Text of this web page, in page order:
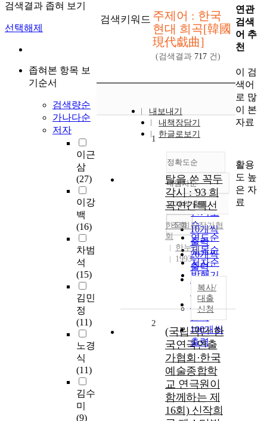
검색결과 좁혀 보기
선택해제
좁혀본 항목 보
기순서
검색량순
가나다순
저자
이근
삼
(27)
이강
백
(16)
차범
석
(15)
김민
정
(11)
노경
식
(11)
김수
미
(9)
검색키워드 주제어 : 한국
현대 희곡[韓國
現代戱曲]
(검색결과 717 건)
내보내기
내책장담기
한글로보기
정확도순
정확도
순
인기도
순
연도순
제목순
저자순
발행기
관순
내림차순
내림차순
10개씩 출력
10개씩
출력
20개씩
출력
30개씩
출력
50개씩
출력
100개씩
출력
조회
1
탈을 쓴 꼭두
각시 : '93 희
곡연간특선
한국희곡작가협
회
한누리
1993
복사/
대출
신청
2
(국립극단·한
국연극연출
가협회·한국
예술종합학
교 연극원이
함께하는 제
16회) 신작희
연관
검색
어 추
천
이 검
색어
로 많
이 본
자료
활용
도 높
은 자
료